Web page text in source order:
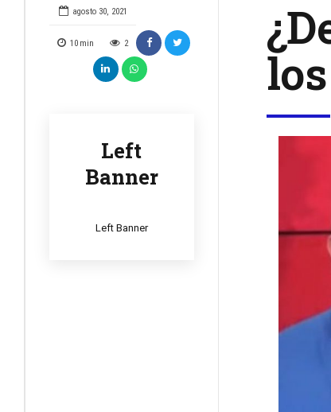
agosto 30, 2021
10 min 2
Left
Banner
Left Banner